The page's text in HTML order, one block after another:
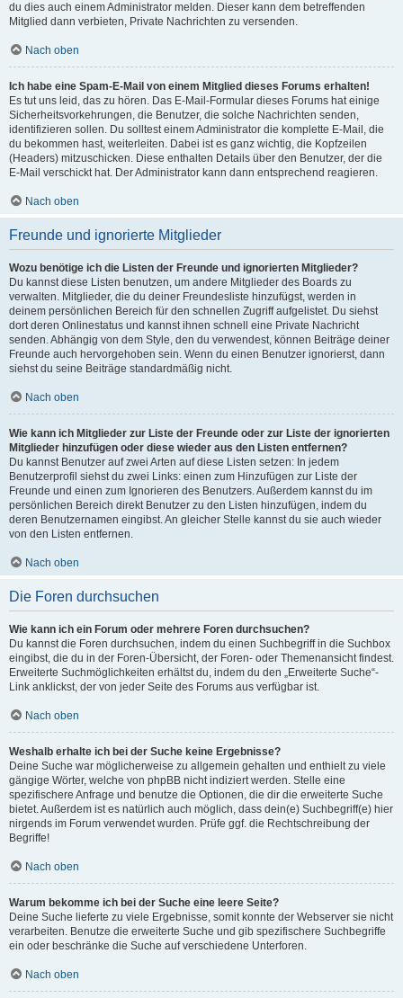
du dies auch einem Administrator melden. Dieser kann dem betreffenden
Mitglied dann verbieten, Private Nachrichten zu versenden.
Nach oben
Ich habe eine Spam-E-Mail von einem Mitglied dieses Forums erhalten!
Es tut uns leid, das zu hören. Das E-Mail-Formular dieses Forums hat einige
Sicherheitsvorkehrungen, die Benutzer, die solche Nachrichten senden,
identifizieren sollen. Du solltest einem Administrator die komplette E-Mail, die
du bekommen hast, weiterleiten. Dabei ist es ganz wichtig, die Kopfzeilen
(Headers) mitzuschicken. Diese enthalten Details über den Benutzer, der die
E-Mail verschickt hat. Der Administrator kann dann entsprechend reagieren.
Nach oben
Freunde und ignorierte Mitglieder
Wozu benötige ich die Listen der Freunde und ignorierten Mitglieder?
Du kannst diese Listen benutzen, um andere Mitglieder des Boards zu
verwalten. Mitglieder, die du deiner Freundesliste hinzufügst, werden in
deinem persönlichen Bereich für den schnellen Zugriff aufgelistet. Du siehst
dort deren Onlinestatus und kannst ihnen schnell eine Private Nachricht
senden. Abhängig von dem Style, den du verwendest, können Beiträge deiner
Freunde auch hervorgehoben sein. Wenn du einen Benutzer ignorierst, dann
siehst du seine Beiträge standardmäßig nicht.
Nach oben
Wie kann ich Mitglieder zur Liste der Freunde oder zur Liste der ignorierten
Mitglieder hinzufügen oder diese wieder aus den Listen entfernen?
Du kannst Benutzer auf zwei Arten auf diese Listen setzen: In jedem
Benutzerprofil siehst du zwei Links: einen zum Hinzufügen zur Liste der
Freunde und einen zum Ignorieren des Benutzers. Außerdem kannst du im
persönlichen Bereich direkt Benutzer zu den Listen hinzufügen, indem du
deren Benutzernamen eingibst. An gleicher Stelle kannst du sie auch wieder
von den Listen entfernen.
Nach oben
Die Foren durchsuchen
Wie kann ich ein Forum oder mehrere Foren durchsuchen?
Du kannst die Foren durchsuchen, indem du einen Suchbegriff in die Suchbox
eingibst, die du in der Foren-Übersicht, der Foren- oder Themenansicht findest.
Erweiterte Suchmöglichkeiten erhältst du, indem du den „Erweiterte Suche“-
Link anklickst, der von jeder Seite des Forums aus verfügbar ist.
Nach oben
Weshalb erhalte ich bei der Suche keine Ergebnisse?
Deine Suche war möglicherweise zu allgemein gehalten und enthielt zu viele
gängige Wörter, welche von phpBB nicht indiziert werden. Stelle eine
spezifischere Anfrage und benutze die Optionen, die dir die erweiterte Suche
bietet. Außerdem ist es natürlich auch möglich, dass dein(e) Suchbegriff(e) hier
nirgends im Forum verwendet wurden. Prüfe ggf. die Rechtschreibung der
Begriffe!
Nach oben
Warum bekomme ich bei der Suche eine leere Seite?
Deine Suche lieferte zu viele Ergebnisse, somit konnte der Webserver sie nicht
verarbeiten. Benutze die erweiterte Suche und gib spezifischere Suchbegriffe
ein oder beschränke die Suche auf verschiedene Unterforen.
Nach oben